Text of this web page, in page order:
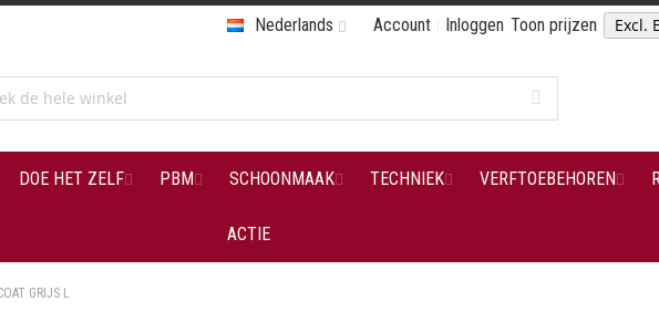
Account Inloggen Toon prijzen
Nederlands
DOE HET ZELF PBM SCHOONMAAK TECHNIEK VERFTOEBEHOREN
ACTIE
GRIJS L